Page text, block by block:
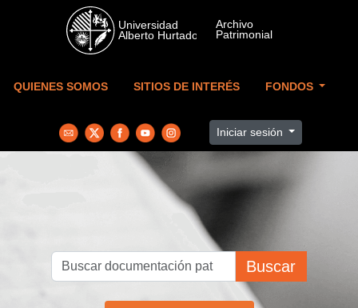
Skip to main content
QUIENES SOMOS SITIOS DE INTERÉS FONDOS
Iniciar sesión
Buscar